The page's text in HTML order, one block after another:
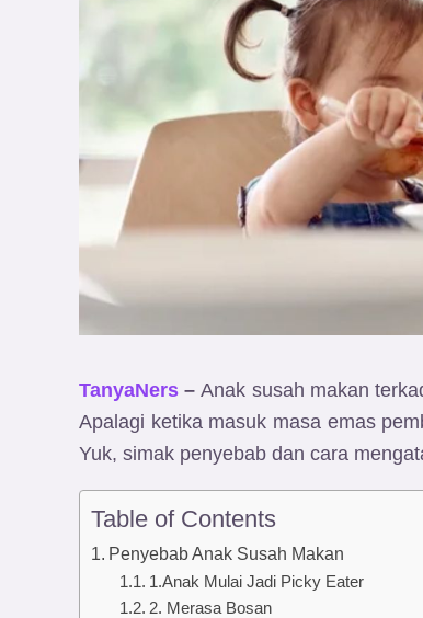
TanyaNers –Anak susah makan
Apalagi ketika masuk masa emas
Yuk, simak penyebab dan cara
Table of Contents
Penyebab Anak Susah Makan
1.Anak Mulai Jadi Picky Eater
2. Merasa Bosan